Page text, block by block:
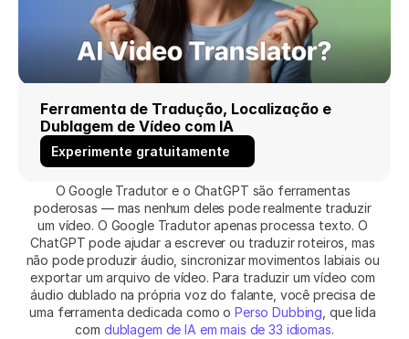
Ferramenta de Tradução, Localização e
Dublagem de Vídeo com IA
Experimente gratuitamente
O Google Tradutor e o ChatGPT são ferramentas
poderosas — mas nenhum deles pode realmente traduzir
um vídeo. O Google Tradutor apenas processa texto. O
ChatGPT pode ajudar a escrever ou traduzir roteiros, mas
não pode produzir áudio, sincronizar movimentos labiais ou
exportar um arquivo de vídeo. Para traduzir um vídeo com
áudio dublado na própria voz do falante, você precisa de
uma ferramenta dedicada como o Perso Dubbing , que lida
com dublagem de IA em mais de 33 idiomas.